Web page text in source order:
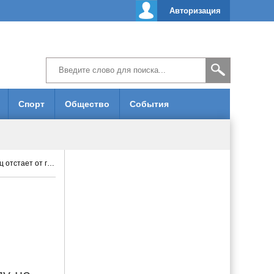
Авторизация
Спорт Общество События
от графика